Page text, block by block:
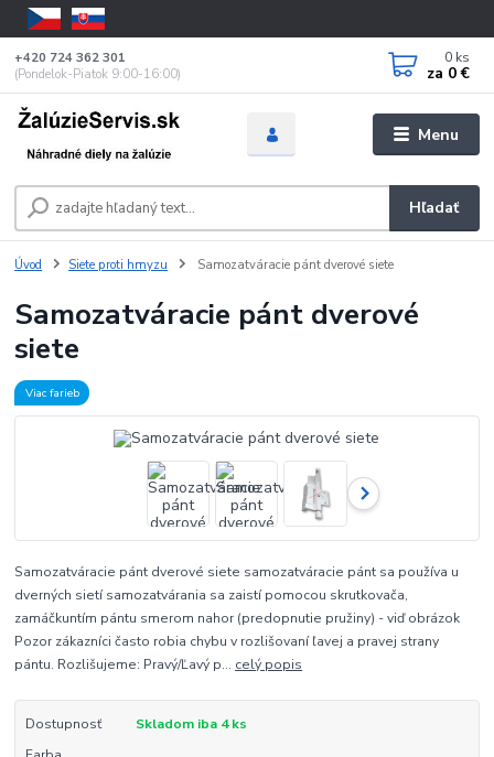
Menu
Hľadať
+420 724 362 301
(Pondelok-Piatok 9:00-16:00)
0 ks
za 0 €
Úvod Siete proti hmyzu Samozatváracie pánt dverové siete
Samozatváracie pánt dverové
siete
Viac farieb
Samozatváracie pánt dverové siete samozatváracie pánt sa používa u
dverných sietí samozatvárania sa zaistí pomocou skrutkovača,
zamáčkuntím pántu smerom nahor (predopnutie pružiny) - viď obrázok
Pozor zákazníci často robia chybu v rozlišovaní ľavej a pravej strany
pántu. Rozlišujeme: Pravý/Ľavý p... celý popis
Dostupnosť
Skladom iba 4 ks